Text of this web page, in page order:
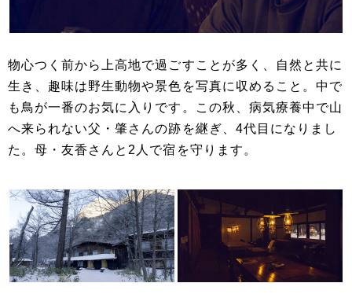
物心つく前から上高地で過ごすことが多く、自然と共に
生き、趣味は野生動物や景色を写真に収めること。中で
も鳥が一番のお気に入りです。この秋、病気療養中で山
へ来られない父・肇さんの跡を継ぎ、4代目になりまし
た。母・友香さんと2人で宿を守ります。